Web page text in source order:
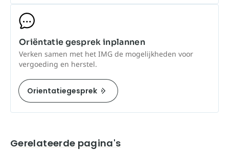
Oriëntatie gesprek inplannen
Verken samen met het IMG de mogelijkheden voor
vergoeding en herstel.
Orientatiegesprek
Gerelateerde pagina's